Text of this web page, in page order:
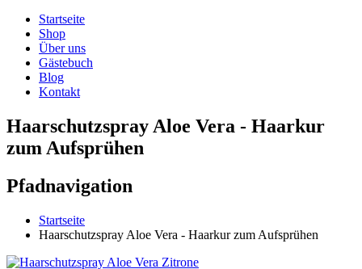
Startseite
Shop
Über uns
Gästebuch
Blog
Kontakt
Haarschutzspray Aloe Vera - Haarkur
zum Aufsprühen
Pfadnavigation
Startseite
Haarschutzspray Aloe Vera - Haarkur zum Aufsprühen